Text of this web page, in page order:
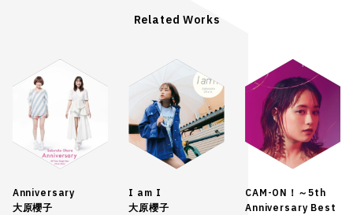
Related Works
Anniversary
大原櫻子
I am I
大原櫻子
CAM-ON！～5th
Anniversary Best